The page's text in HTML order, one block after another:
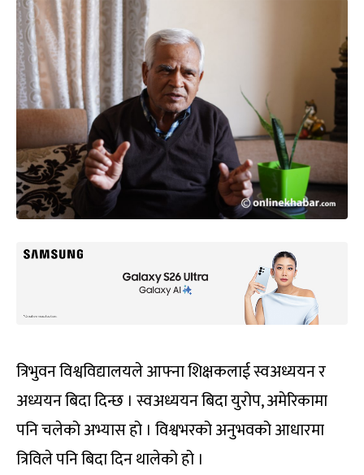
त्रिभुवन विश्वविद्यालयले आफ्ना शिक्षकलाई स्वअध्ययन र
अध्ययन बिदा दिन्छ । स्वअध्ययन बिदा युरोप, अमेरिकामा
पनि चलेको अभ्यास हो । विश्वभरको अनुभवको आधारमा
त्रिविले पनि बिदा दिन थालेको हो ।